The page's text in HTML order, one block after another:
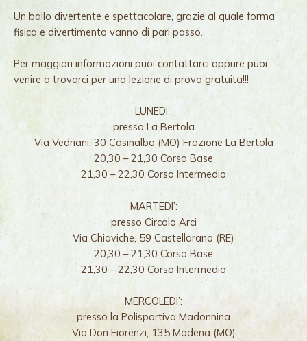
Un ballo divertente e spettacolare, grazie al quale forma
fisica e divertimento vanno di pari passo.
Per maggiori informazioni puoi contattarci oppure puoi
venire a trovarci per una lezione di prova gratuita!!!
LUNEDI’:
presso La Bertola
Via Vedriani, 30 Casinalbo (MO) Frazione La Bertola
20,30 – 21,30 Corso Base
21,30 – 22,30 Corso Intermedio
MARTEDI’:
presso Circolo Arci
Via Chiaviche, 59 Castellarano (RE)
20,30 – 21,30 Corso Base
21,30 – 22,30 Corso Intermedio
MERCOLEDI’:
presso la Polisportiva Madonnina
Via Don Fiorenzi, 135 Modena (MO)